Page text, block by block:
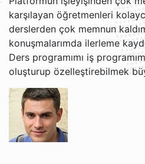
karşılayan öğretmenleri
derslerden çok memnun
konuşmalarımda ilerleme
Ders programımı iş
oluşturup özelleştirebilmek